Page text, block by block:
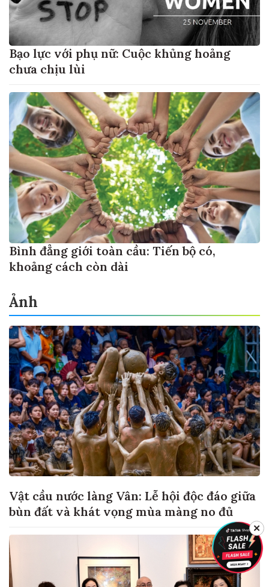
Bạo lực với phụ nữ: Cuộc khủng hoảng
chưa chịu lùi
Bình đẳng giới toàn cầu: Tiến bộ có,
khoảng cách còn dài
Ảnh
Vật cầu nước làng Vân: Lễ hội độc đáo giữa
bùn đất và khát vọng mùa màng no đủ
✕